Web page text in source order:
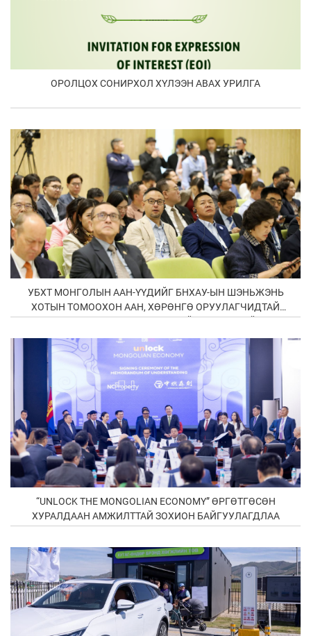
ОРОЛЦОХ СОНИРХОЛ ХҮЛЭЭН АВАХ УРИЛГА
УБХТ МОНГОЛЫН ААН-ҮҮДИЙГ БНХАУ-ЫН ШЭНЬЖЭНЬ
ХОТЫН ТОМООХОН ААН, ХӨРӨНГӨ ОРУУЛАГЧИДТАЙ
“UNLOCK THE MONGOLIAN ECONOMY” ӨРГӨТГӨСӨН
ХУРАЛДААН АМЖИЛТТАЙ ЗОХИОН БАЙГУУЛАГДЛАА